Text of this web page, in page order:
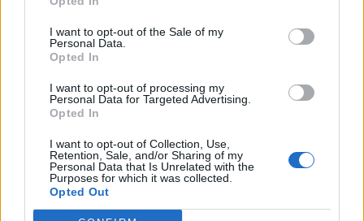
I want to opt-out of the Sale of my
Personal Data.
Opted In
I want to opt-out of processing my
Personal Data for Targeted Advertising.
Opted In
I want to opt-out of Collection, Use,
Retention, Sale, and/or Sharing of my
Personal Data that Is Unrelated with the
Purposes for which it was collected.
Opted Out